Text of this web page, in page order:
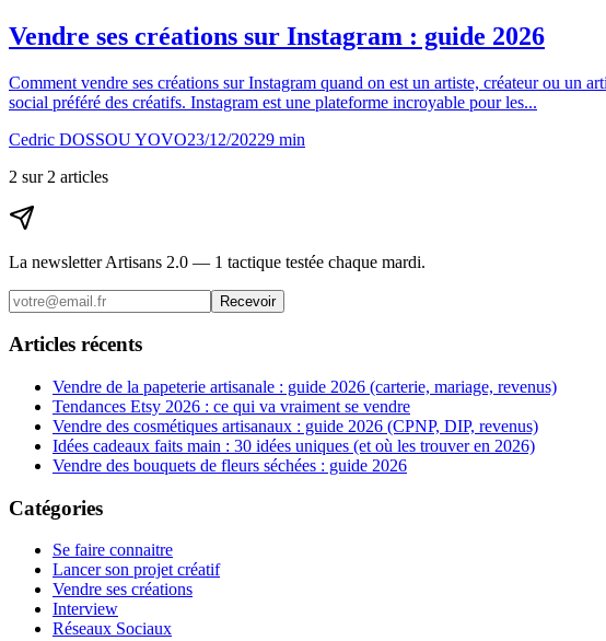
Vendre ses créations sur Instagram : guide 2026
Comment vendre ses créations sur Instagram quand on est un artiste, créateur ou un
social préféré des créatifs. Instagram est une plateforme incroyable pour les...
Cedric DOSSOU YOVO23/12/20229 min
2 sur 2 articles
La newsletter Artisans 2.0 — 1 tactique testée chaque mardi.
Recevoir
Articles récents
Vendre de la papeterie artisanale : guide 2026 (carterie, mariage, revenus)
Tendances Etsy 2026 : ce qui va vraiment se vendre
Vendre des cosmétiques artisanaux : guide 2026 (CPNP, DIP, revenus)
Idées cadeaux faits main : 30 idées uniques (et où les trouver en 2026)
Vendre des bouquets de fleurs séchées : guide 2026
Catégories
Se faire connaitre
Lancer son projet créatif
Vendre ses créations
Interview
Réseaux Sociaux